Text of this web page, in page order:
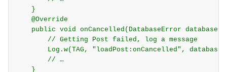
    }
    @Override
public void onCancelled(DatabaseError
        // Getting Post failed, log a message
Log.w(TAG, "loadPost:onCancelled",
        // …
    }